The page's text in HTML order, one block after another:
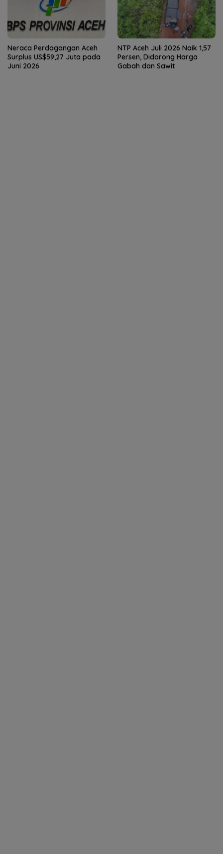
Neraca Perdagangan Aceh
Surplus US$59,27 Juta pada
Juni 2026
NTP Aceh Juli 2026 Naik 1,57
Persen, Didorong Harga
Gabah dan Sawit